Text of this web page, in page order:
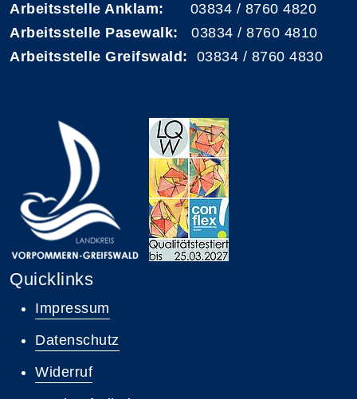
Arbeitsstelle Anklam: 03834 / 8760 4820
Arbeitsstelle Pasewalk: 03834 / 8760 4810
Arbeitsstelle Greifswald: 03834 / 8760 4830
Quicklinks
Impressum
Datenschutz
Widerruf